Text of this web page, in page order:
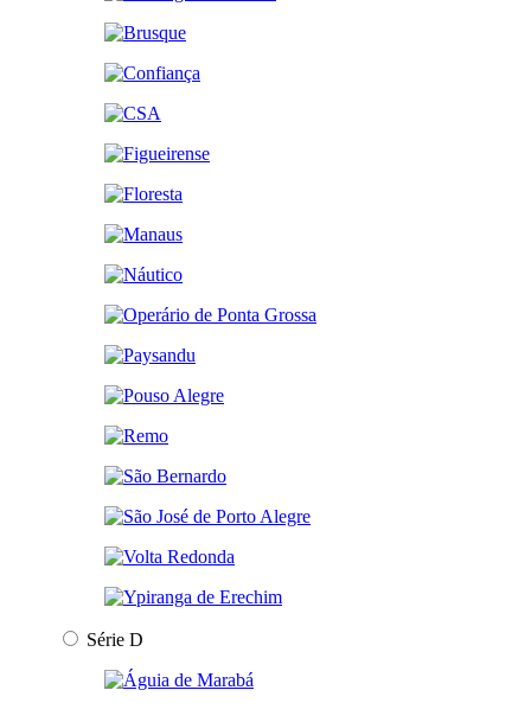
Série D